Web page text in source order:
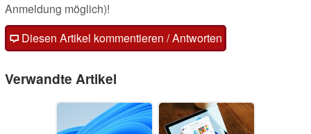
Anmeldung möglich)!
Diesen Artikel kommentieren / Antworten
Verwandte Artikel